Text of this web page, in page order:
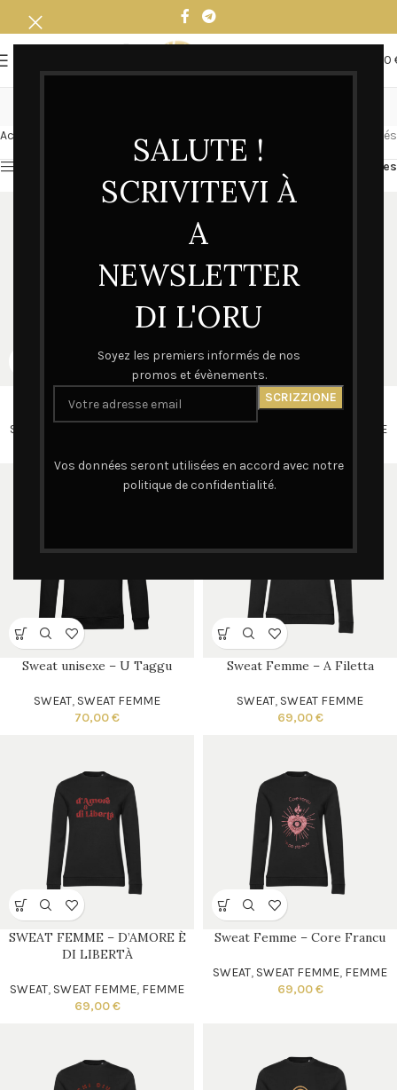
SALUTE !
SCRIVITEVI À
A
NEWSLETTER
DI L'ORU
Soyez les premiers informés de nos
promos et évènements.
Vos données seront utilisées en accord avec notre
politique de confidentialité.
0,00
Accueil SWEAT FEMME 8 résultats affichés
Afficher la barre latérale Filtres
SWEAT
Sweat Femme – A Vita
FEMME
Sweat unisexe – U Taggu
SWEAT, SWEAT FEMME
70,00€
Sweat Femme – A Filetta
SWEAT, SWEAT FEMME
69,00€
SWEAT FEMME – D’AMORE È
DI LIBERTÀ
SWEAT, SWEAT FEMME, FEMME
69,00€
Sweat Femme – Core Francu
SWEAT, SWEAT FEMME, FEMME
69,00€